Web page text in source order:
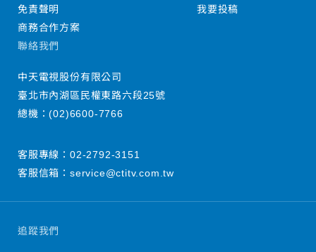
追蹤我們
免責聲明
商務合作方案
我要投稿
聯絡我們
中天電視股份有限公司
臺北市內湖區民權東路六段25號
總機：(02)6600-7766
客服專線： 02-2792-3151
客服信箱： service@ctitv.com.tw